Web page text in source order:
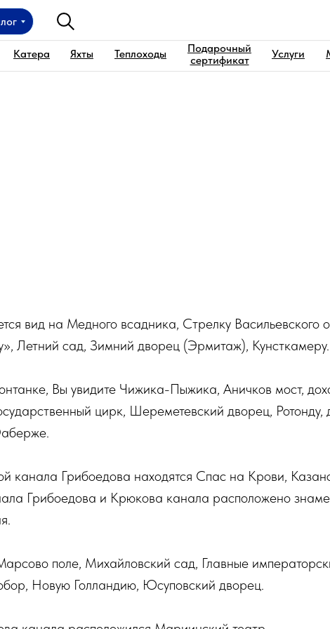
Катера Услуги
Яхты Теплоходы
Подарочный
сертификат
вид на Медного всадника, Стрелку Васильевского
Летний сад, Зимний дворец (Эрмитаж), Кунсткамеру.
Вы увидите Чижика-Пыжика, Аничков мост,
цирк, Шереметевский дворец,
канала Грибоедова находятся Спас на Крови,
Грибоедова и Крюкова канала расположено
поле, Михайловский сад, Главные
Новую Голландию, Юсуповский дворец.